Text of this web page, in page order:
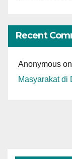
Recent
Anonymous on
Masyarakat di